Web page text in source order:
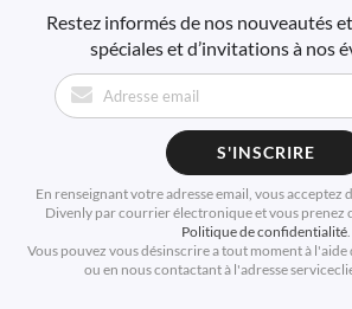
Restez informés de nos nouveautés
spéciales et d’invitations à nos
S'INSCRIRE
En renseignant votre adresse email, vous acceptez
Divenly par courrier électronique et vous prenez
Politique de confidentialité.
Vous pouvez vous désinscrire a tout moment à
ou en nous contactant à l'adresse